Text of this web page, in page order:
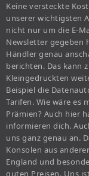
Keine versteckte
unserer wichtigsten
nicht nur um die E-
Newsletter gegeben
Händler genau
berichten. Das kann
Kleingedruckten
Beispiel die
Tarifen. Wie wäre es
Prämien? Auch hier
informieren dich.
uns ganz genau an.
Konsolen aus
England und
guten Preisen. Uns